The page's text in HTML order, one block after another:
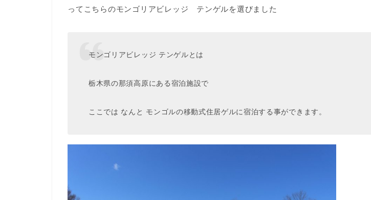
ってこちらのモンゴリアビレッジ テンゲルを選びました
モンゴリアビレッジ テンゲルとは
栃木県の那須高原にある宿泊施設で
ここでは なんと モンゴルの移動式住居ゲルに宿泊する事ができます。